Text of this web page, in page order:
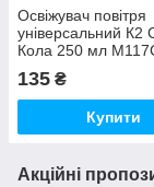
Освіжувач повітря
універсальний К2
Кола 250 мл
135 ₴
Купити
Акційні